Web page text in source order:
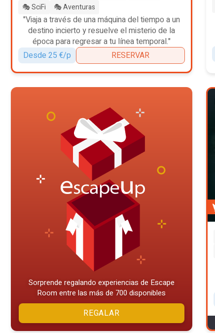
🎭 SciFi
🎭 Aventuras
"Viaja a través de una máquina del tiempo a un
destino incierto y resuelve el misterio de la
época para regresar a tu línea temporal."
Desde 25 €/p
RESERVAR
Sorprende regalando experiencias de Escape
Room entre las más de 700 disponibles
REGALAR